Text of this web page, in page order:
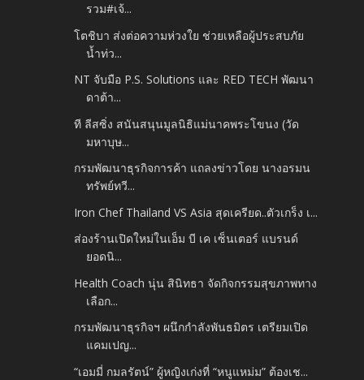
รวม#เจ้...
โตชิบา ส่งต่อความห่วงใย ช่วยเหลือผู้ประสบภัย
น้ำท่ว...
NT จับมือ P.S. Solutions และ RED TECH พัฒนา
ดาต้า...
ที ลีสซิ่ง สนันสนุนมูลนิธิแม่นาคพระโขนง (วัด
มหาบุษ...
กรมพัฒนาธุรกิจการค้า แถลงข่าวโดย นางอรมน
ทรัพย์ทวี...
Iron Chef Thailand VS Asia สุดเครียด..ตัวเกร็ง เ...
ส่องร้านเปิดใหม่ในเอ็ม บี เค เซ็นเตอร์ แบรนด์
ยอดนิ...
Health Coach นุ่น สินิทธา จัดกิจกรรมสุขภาพทาง
เลือก...
กรมพัฒนาธุรกิจฯ ผนึกกำลังพันธมิตร เตรียมเปิด
แคมเปญ...
“เอมมี่ กมลรัตน์” ผู้หญิงเก่งที่ “หนูแหม่ม” ต้องเช...